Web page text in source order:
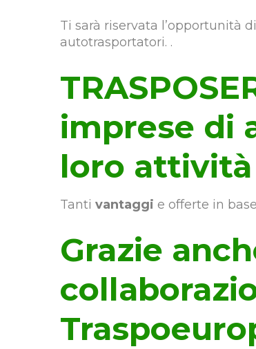
Ti sarà riservata l’opportunità
autotrasportatori. .
imprese di
loro
Tanti vantaggi e offerte in
Grazie